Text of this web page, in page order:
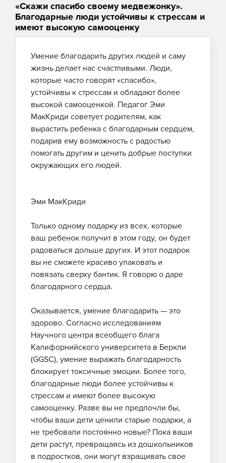
«Скажи спасибо своему медвежонку».
Благодарные люди устойчивы к стрессам и
имеют высокую самооценку
Умение благодарить других людей и саму
жизнь делает нас счастливыми. Люди,
которые часто говорят «спасибо»,
устойчивы к стрессам и обладают более
высокой самооценкой. Педагог Эми
МакКриди советует родителям, как
вырастить ребенка с благодарным сердцем,
подарив ему возможность с радостью
помогать другим и ценить добрые поступки
окружающих его людей.
Эми МакКриди
Только одному подарку из всех, которые
ваш ребенок получит в этом году, он будет
радоваться дольше других. И этот подарок
вы не сможете красиво упаковать и
повязать сверху бантик. Я говорю о даре
благодарного сердца.
Оказывается, умение благодарить — это
здорово. Согласно исследованиям
Научного центра всеобщего блага
Калифорнийского университета в Беркли
(GGSC), умение выражать благодарность
блокирует токсичные эмоции. Более того,
благодарные люди более устойчивы к
стрессам и имеют более высокую
самооценку. Разве вы не предпочли бы,
чтобы ваши дети ценили старые подарки, а
не требовали постоянно новые? Пока ваши
дети растут, превращаясь из дошкольников
в подростков, они могут взращивать свое